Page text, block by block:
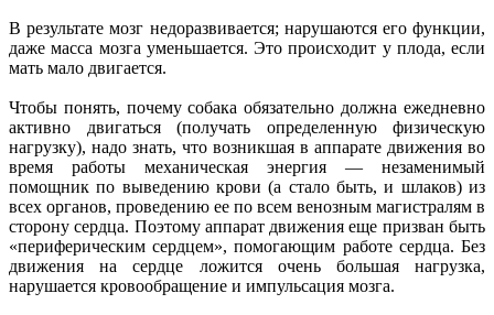
В результате мозг недоразвивается; нарушаются его функции,
даже масса мозга уменьшается. Это происходит у плода, если
мать мало двигается.
Чтобы понять, почему собака обязательно должна ежедневно
активно двигаться (получать определенную физическую
нагрузку), надо знать, что возникшая в аппарате движения во
время работы механическая энергия — незаменимый
помощник по выведению крови (а стало быть, и шлаков) из
всех органов, проведению ее по всем венозным магистралям в
сторону сердца. Поэтому аппарат движения еще призван быть
«периферическим сердцем», помогающим работе сердца. Без
движения на сердце ложится очень большая нагрузка,
нарушается кровообращение и импульсация мозга.